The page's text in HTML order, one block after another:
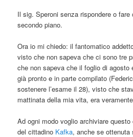
Il sig. Speroni senza rispondere o
secondo piano.
Ora io mi chiedo: il fantomatico
visto che non sapeva che ci sono tre
che non sapeva che il foglio di agosto
già pronto e in parte compilato
sostenere l’esame il 28), visto che
mattinata della mia vita, era
Ad ogni modo voglio archiviare
del cittadino Kafka, anche se ottenuta